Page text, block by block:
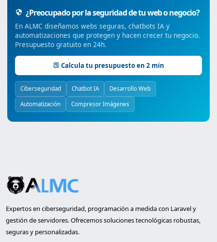
¿Preocupado por la seguridad de tu web o negocio?
En ALMC diseñamos webs seguras, chatbots IA y
automatizaciones que protegen y hacen crecer tu negocio.
Presupuesto gratuito en 24h.
Calcula tu presupuesto en 2 min
Ciberseguridad Chatbot IA Desarrollo Web
Automatización Compresor Imágenes
Expertos en ciberseguridad, programación a medida con Laravel y
gestión de servidores. Ofrecemos soluciones tecnológicas robustas,
seguras y personalizadas.